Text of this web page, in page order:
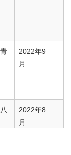
2022年9
月
2022年8
月